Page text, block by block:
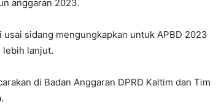
anggaran 2023.
sidang mengungkapkan untuk APBD 2023
lebih lanjut.
di Badan Anggaran DPRD Kaltim dan Tim